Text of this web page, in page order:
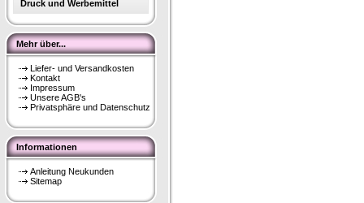
Druck und Werbemittel
Mehr über...
Liefer- und Versandkosten
Kontakt
Impressum
Unsere AGB's
Privatsphäre und Datenschutz
Informationen
Anleitung Neukunden
Sitemap